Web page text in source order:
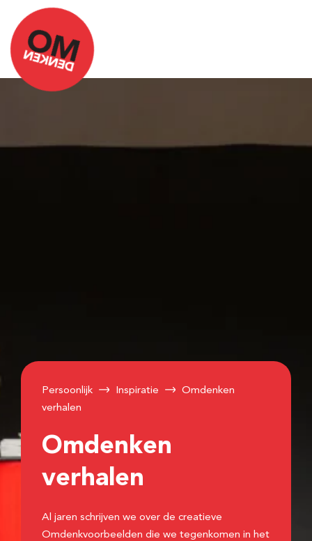
Persoonlijk Inspiratie
Omdenken
verhalen
Omdenken
verhalen
Al jaren schrijven we over de creatieve
Omdenkvoorbeelden die we tegenkomen in het